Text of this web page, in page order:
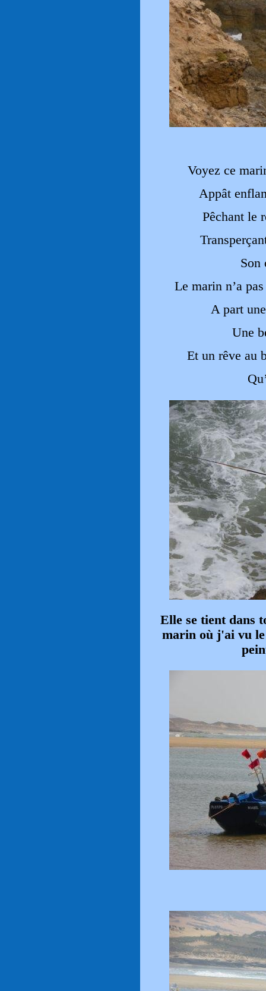
Voyez ce
Appât
Pêchant le
Son
Le marin n’a
A part
Une
Et un rêve au
Elle se tient dans
marin où j'ai vu